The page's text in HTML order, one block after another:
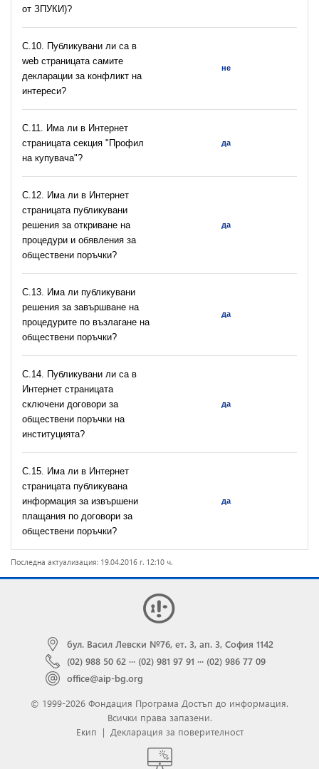
от ЗПУКИ)?
C.10. Публикувани ли са в
web страницата самите
декларации за конфликт на
интереси?
не
C.11. Има ли в Интернет
страницата секция "Профил
на купувача"?
да
С.12. Има ли в Интернет
страницата публикувани
решения за откриване на
процедури и обявления за
обществени поръчки?
да
С.13. Има ли публикувани
решения за завършване на
процедурите по възлагане на
обществени поръчки?
да
С.14. Публикувани ли са в
Интернет страницата
сключени договори за
обществени поръчки на
институцията?
да
С.15. Има ли в Интернет
страницата публикувана
информация за извършени
плащания по договори за
обществени поръчки?
да
Последна актуализация: 19.04.2016 г. 12:10 ч.
бул. Васил Левски №76, ет. 3, ап. 3, София 1142
(02) 988 50 62 ··· (02) 981 97 91 ··· (02) 986 77 09
office@aip-bg.org
© 1999-2026 Фондация Програма Достъп до информация.
Всички права запазени.
Екип | Декларация за поверителност